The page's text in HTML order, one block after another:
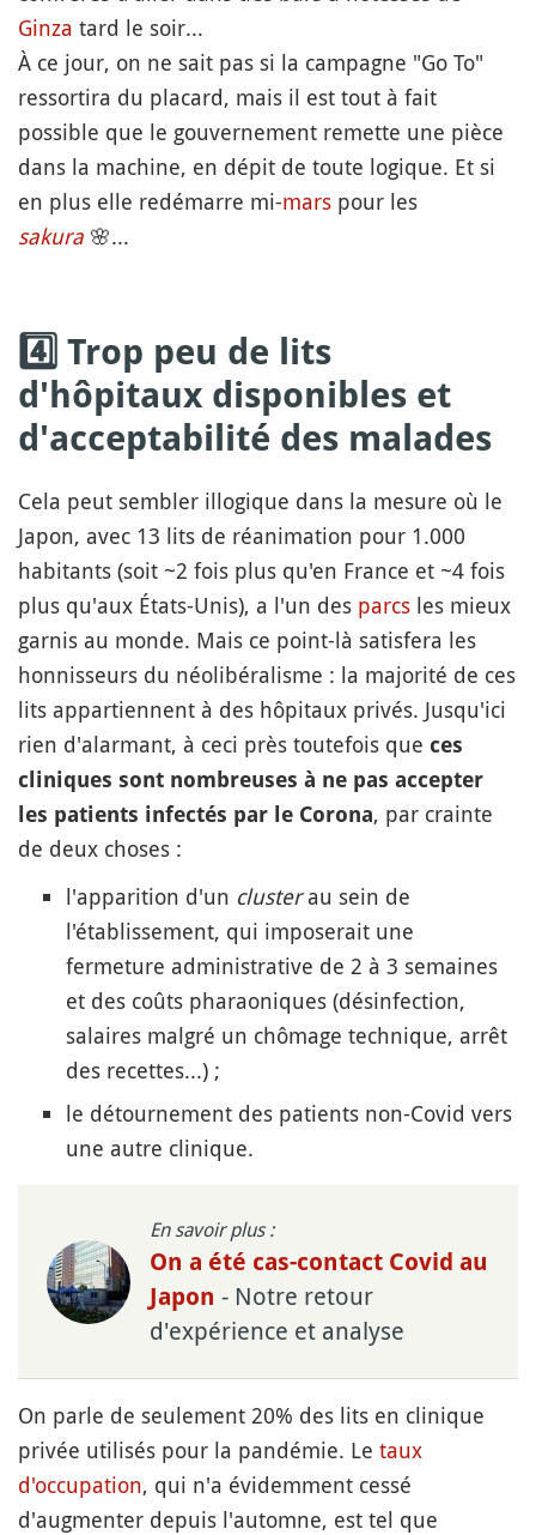
Ginza tard le soir...
À ce jour, on ne sait pas si la campagne "Go To"
ressortira du placard, mais il est tout à fait
possible que le gouvernement remette une pièce
dans la machine, en dépit de toute logique. Et si
en plus elle redémarre mi-mars pour les
sakura 🌸...
4️⃣ Trop peu de lits
d'hôpitaux disponibles et
d'acceptabilité des malades
Cela peut sembler illogique dans la mesure où le
Japon, avec 13 lits de réanimation pour 1.000
habitants (soit ~2 fois plus qu'en France et ~4 fois
plus qu'aux États-Unis), a l'un des parcs les mieux
garnis au monde. Mais ce point-là satisfera les
honnisseurs du néolibéralisme : la majorité de ces
lits appartiennent à des hôpitaux privés. Jusqu'ici
rien d'alarmant, à ceci près toutefois que ces
cliniques sont nombreuses à ne pas accepter
les patients infectés par le Corona, par crainte
de deux choses :
l'apparition d'un clusterau sein de
l'établissement, qui imposerait une
fermeture administrative de 2 à 3 semaines
et des coûts pharaoniques (désinfection,
salaires malgré un chômage technique, arrêt
des recettes...) ;
le détournement des patients non-Covid vers
une autre clinique.
En savoir plus :
On a été cas-contact Covid au
Japon - Notre retour
d'expérience et analyse
On parle de seulement 20% des lits en clinique
privée utilisés pour la pandémie. Le taux
d'occupation, qui n'a évidemment cessé
d'augmenter depuis l'automne, est tel que